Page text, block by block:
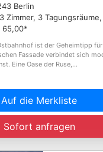
Berlin
Zimmer, 3 Tagungsräume,
65,00*
ist der Geheimtipp
Fassade verbindet sich
Eine Oase der Ruse,...
Auf die Merkliste
Sofort anfragen